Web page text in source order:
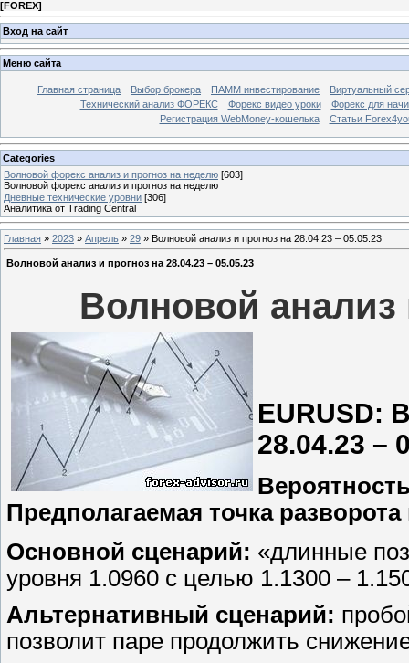
[FOREX]
Вход на сайт
Меню сайта
Главная страница Выбор брокера ПАММ инвестирование
Виртуальный
Технический анализ ФОРЕКС
Форекс видео уроки
Форекс для
Регистрация WebMoney-кошелька
Статьи
Categories
Волновой форекс анализ и прогноз на неделю [603]
Волновой форекс анализ и прогноз на неделю
Дневные технические уровни [306]
Аналитика от Trading Central
Главная » 2023 » Апрель » 29 » Волновой анализ и прогноз на 28.04.23 – 05.05.23
Волновой анализ и прогноз на 28.04.23 – 05.05.23
Волновой анализ
EURUSD:
28.04.23 –
Предполагаемая точка
Основной сценарий: «длинные
уровня 1.0960 с целью 1.1300 –
Альтернативный сценарий:
позволит паре продолжить